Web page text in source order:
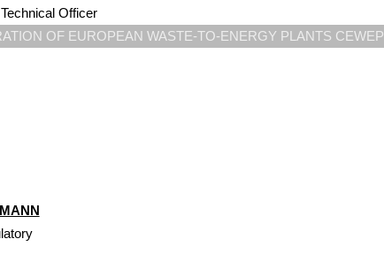
Officer
OF EUROPEAN WASTE-TO-ENERGY PLANTS CEWEP